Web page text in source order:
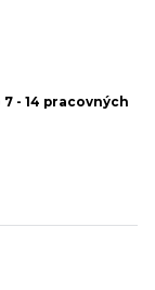
- 14 pracovných